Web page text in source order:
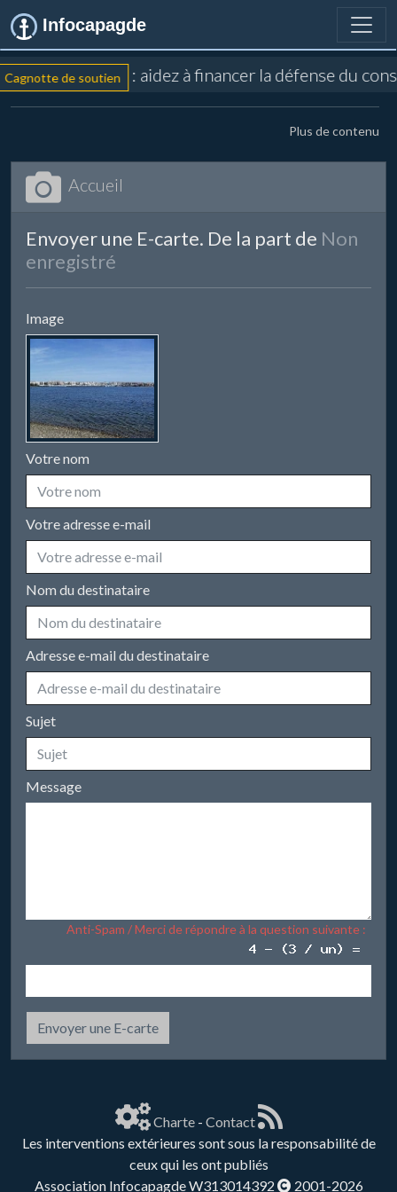
Infocapagde
Cagnotte de soutien : aidez à financer la défense du
Plus de contenu
Accueil
Envoyer une E-carte. De la part de Non
enregistré
Image
Votre nom
Votre adresse e-mail
Nom du destinataire
Adresse e-mail du destinataire
Sujet
Message
Anti-Spam / Merci de répondre à la question suivante :
Envoyer une E-carte
Charte- Contact
Les interventions extérieures sont sous la responsabilité de
ceux qui les ont publiés
Association Infocapagde W313014392
2001-2026